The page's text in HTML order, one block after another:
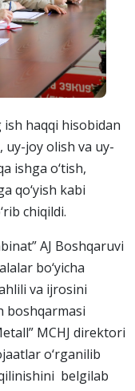
haqqi hisobidan
uy-joy olish va uy-
ishga o‘tish,
qo‘yish kabi
chiqildi.
AJ Boshqaruvi
bo‘yicha
va ijrosini
boshqarmasi
MCHJ direktori
o‘rganilib
belgilab